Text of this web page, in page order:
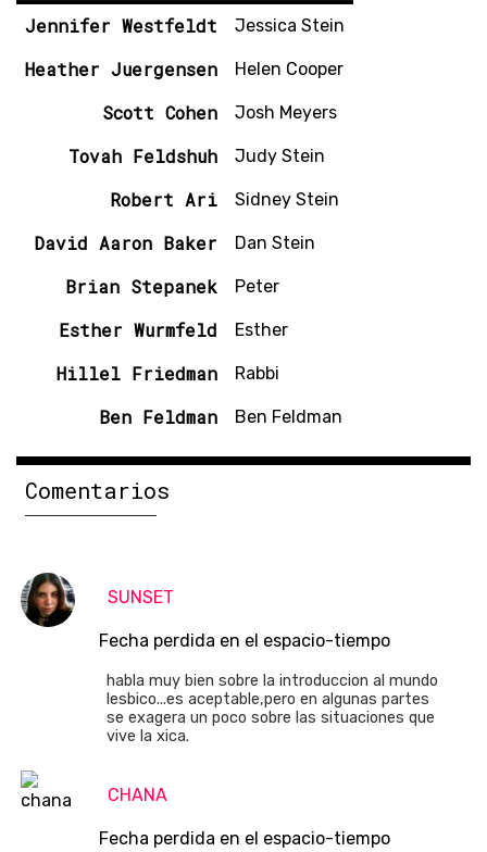
Jennifer Westfeldt Jessica Stein
Heather Juergensen Helen Cooper
Scott Cohen Josh Meyers
Tovah Feldshuh Judy Stein
Robert Ari Sidney Stein
David Aaron Baker Dan Stein
Brian Stepanek Peter
Esther Wurmfeld Esther
Hillel Friedman Rabbi
Ben Feldman Ben Feldman
Comentarios
SUNSET
Fecha perdida en el espacio-tiempo
habla muy bien sobre la introduccion al mundo
lesbico...es aceptable,pero en algunas partes
se exagera un poco sobre las situaciones que
vive la xica.
CHANA
Fecha perdida en el espacio-tiempo